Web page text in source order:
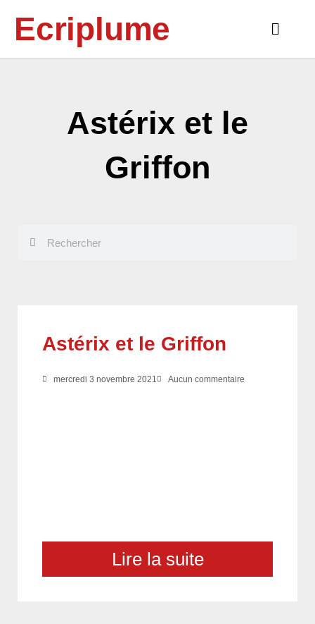
contenuEcriplume
Main
Astérix et le
Griffon
Astérix et le Griffon
mercredi 3 novembre 2021 Aucun commentaire
Lire la suite